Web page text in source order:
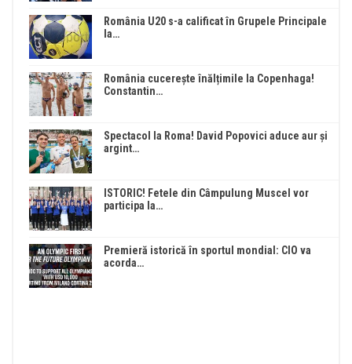
România U20 s-a calificat în Grupele Principale
la…
România cucerește înălțimile la Copenhaga!
Constantin…
Spectacol la Roma! David Popovici aduce aur și
argint…
ISTORIC! Fetele din Câmpulung Muscel vor
participa la…
Premieră istorică în sportul mondial: CIO va
acorda…